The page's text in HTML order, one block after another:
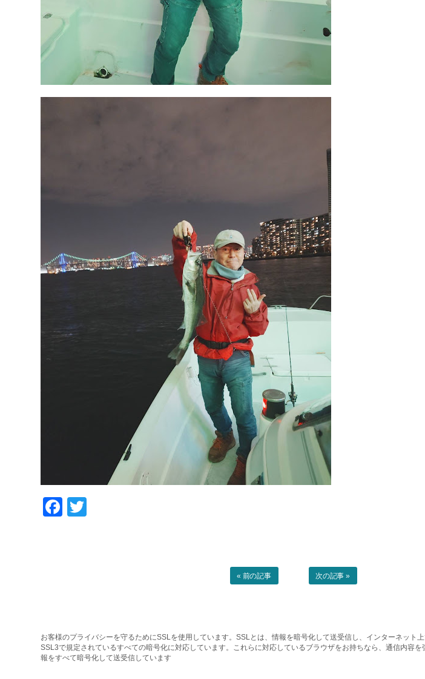
Facebook
« 前の記事 次の記事 »
お客様のプライバシーを守るためにSSLを使用しています。SSLとは、情報を暗号化して送受信し、インターネッ
SSL3で規定されているすべての暗号化に対応しています。これらに対応しているブラウザをお持ちなら、通信内容
報をすべて暗号化して送受信しています